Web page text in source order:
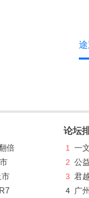
倍
市
论坛
1
一
2 公
3 君
4
广